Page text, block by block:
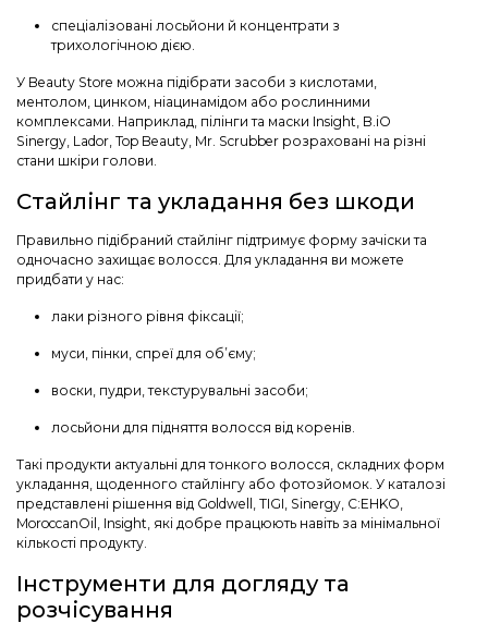
спеціалізовані лосьйони й концентрати з
трихологічною дією.
У Beauty Store можна підібрати засоби з кислотами,
ментолом, цинком, ніацинамідом або рослинними
комплексами. Наприклад, пілінги та маски Insight, B.iO
Sinergy, Lador, Top Beauty, Mr. Scrubber розраховані на різні
стани шкіри голови.
Стайлінг та укладання без шкоди
Правильно підібраний стайлінг підтримує форму зачіски та
одночасно захищає волосся. Для укладання ви можете
придбати у нас:
лаки різного рівня фіксації;
муси, пінки, спреї для об’єму;
воски, пудри, текстурувальні засоби;
лосьйони для підняття волосся від коренів.
Такі продукти актуальні для тонкого волосся, складних форм
укладання, щоденного стайлінгу або фотозйомок. У каталозі
представлені рішення від Goldwell, TIGI, Sinergy, C:EHKO,
MoroccanOil, Insight, які добре працюють навіть за мінімальної
кількості продукту.
Інструменти для догляду та
розчісування